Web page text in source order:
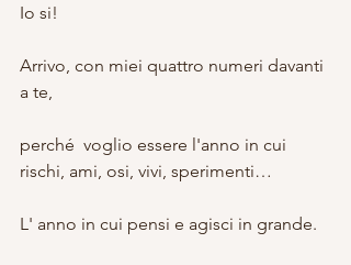
Io si!
Arrivo, con miei quattro numeri davanti
a te,
perché  voglio essere l'anno in cui
rischi, ami, osi, vivi, sperimenti…
L' anno in cui pensi e agisci in grande.